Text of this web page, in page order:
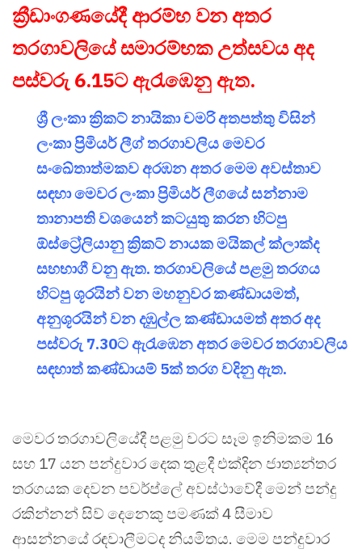
ක්‍රීඩාංගණයේදී ආරම්භ වන අතර
තරගාවලියේ සමාරම්භක උත්සවය අද
පස්වරු 6.15ට ඇරැඹෙනු ඇත.
ශ්‍රී ලංකා ක්‍රිකට් නායිකා චමරි අතපත්තු විසින්
ලංකා ප්‍රිමියර් ලීග් තරගාවලිය මෙවර
සංඛේතාත්මකව අරඹන අතර මෙම අවස්තාව
සඳහා මෙවර ලංකා ප්‍රිමියර් ලීගයේ සන්නාම
තානාපති වශයෙන් කටයුතු කරන හිටපු
ඕස්ට්‍රේලියානු ක්‍රිකට් නායක මයිකල් ක්ලාක්ද
සහභාගී වනු ඇත. තරගාවලියේ පළමු තරගය
හිටපු ශූරයින් වන මහනුවර කණ්ඩායමත්,
අනුශූරයින් වන දඹුල්ල කණ්ඩායමත් අතර අද
පස්වරු 7.30ට ඇරැඹෙන අතර මෙවර තරගාවලිය
සඳහාත් කණ්ඩායම් 5ක් තරග වදිනු ඇත.
මෙවර තරගාවලියේදී පළමු වරට සෑම ඉනිමකම 16
සහ 17 යන පන්දුවාර දෙක තුළදී එක්දින ජාත්‍යන්තර
තරගයක දෙවන පවර්ප්ලේ අවස්ථාවේදී මෙන් පන්දු
රකින්නන් සිව් දෙනෙකු පමණක් 4 සීමාව
ආසන්නයේ රඳවාලීමටද නියමිතය. මෙම පන්දුවාර